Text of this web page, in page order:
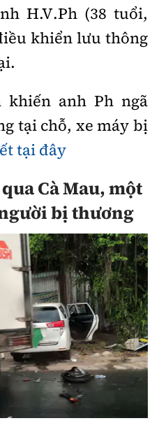
Nga
Sơn Tùng,
Hùng
thức nếu không có sự
H.V.Ph (38 tuổi,
khiển lưu thông
khiến anh Ph ngã
tại chỗ, xe máy bị
tại đây
Cà Mau, một
bị thương